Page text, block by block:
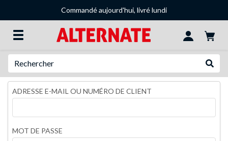
Commandé aujourd'hui, livré lundi
ADRESSE E-MAIL OU NUMÉRO DE CLIENT
MOT DE PASSE